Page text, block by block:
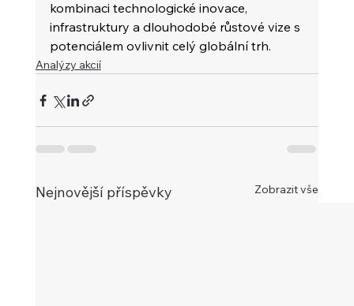
kombinaci technologické inovace,
infrastruktury a dlouhodobé růstové vize s
potenciálem ovlivnit celý globální trh.
Analýzy akcií
Nejnovější příspěvky Zobrazit vše